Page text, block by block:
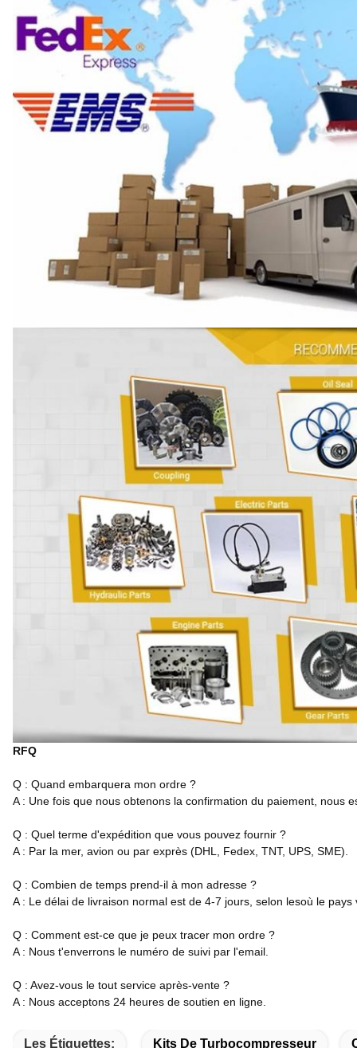
RFQ
Q : Quand embarquera mon ordre ?
A : Une fois que nous obtenons la confirmation du paiement, nous
Q : Quel terme d'expédition que vous pouvez fournir ?
A : Par la mer, avion ou par exprès (DHL, Fedex, TNT, UPS, SME).
Q : Combien de temps prend-il à mon adresse ?
A : Le délai de livraison normal est de 4-7 jours, selon lesoù le pays
Q : Comment est-ce que je peux tracer mon ordre ?
A : Nous t'enverrons le numéro de suivi par l'email.
Q : Avez-vous le tout service après-vente ?
A : Nous acceptons 24 heures de soutien en ligne.
Les Étiquettes: Kits De Turbocompresseur